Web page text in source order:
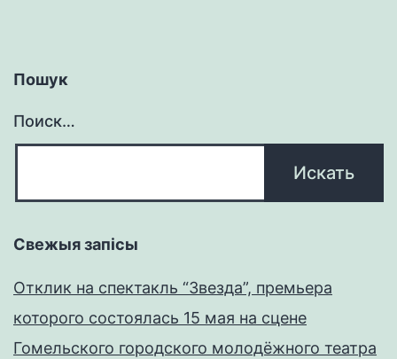
Пошук
Поиск…
Свежыя запісы
Отклик на спектакль “Звезда”, премьера
которого состоялась 15 мая на сцене
Гомельского городского молодёжного театра